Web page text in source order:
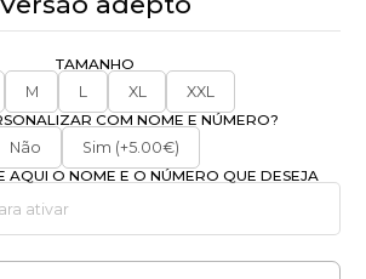
TAMANHO
M L XL
XXL
COM NOME E NÚMERO?
Não
Sim (+5.00€)
AQUI O NOME E O NÚMERO QUE DESEJA